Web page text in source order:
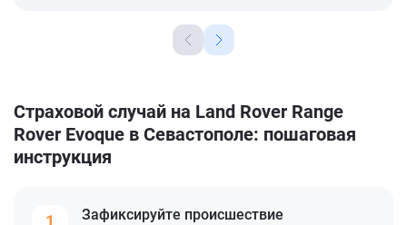
Страховой случай на Land Rover Range
Rover Evoque в Севастополе: пошаговая
инструкция
1 Зафиксируйте происшествие